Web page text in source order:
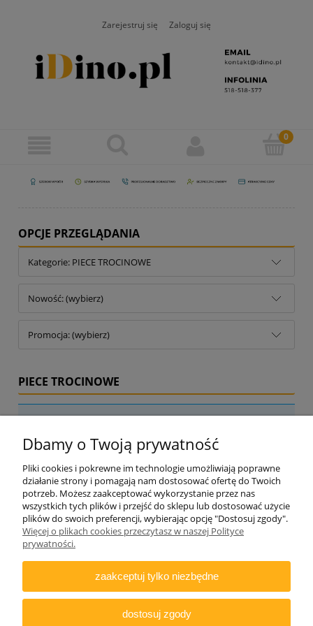
Zarejestruj się Zaloguj się
OPCJE PRZEGLĄDANIA
Kategorie: PIECE TROCINOWE
Nowość: (wybierz)
Promocja: (wybierz)
PIECE TROCINOWE
ZAMAWIANIE
DODATKOWE
Dbamy o Twoją prywatność
Pliki cookies i pokrewne im technologie umożliwiają poprawne
działanie strony i pomagają nam dostosować ofertę do Twoich
potrzeb. Możesz zaakceptować wykorzystanie przez nas
wszystkich tych plików i przejść do sklepu lub dostosować użycie
plików do swoich preferencji, wybierając opcję "Dostosuj zgody".
Więcej o plikach cookies przeczytasz w naszej Polityce
prywatności.
zaakceptuj tylko niezbędne
dostosuj zgody